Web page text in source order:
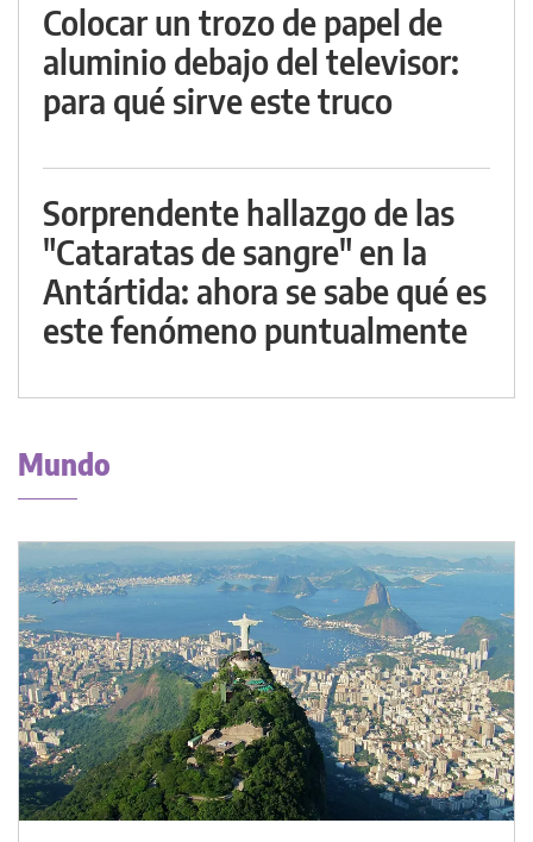
Colocar un trozo de papel de
aluminio debajo del televisor:
para qué sirve este truco
Sorprendente hallazgo de las
"Cataratas de sangre" en la
Antártida: ahora se sabe qué es
este fenómeno puntualmente
Mundo